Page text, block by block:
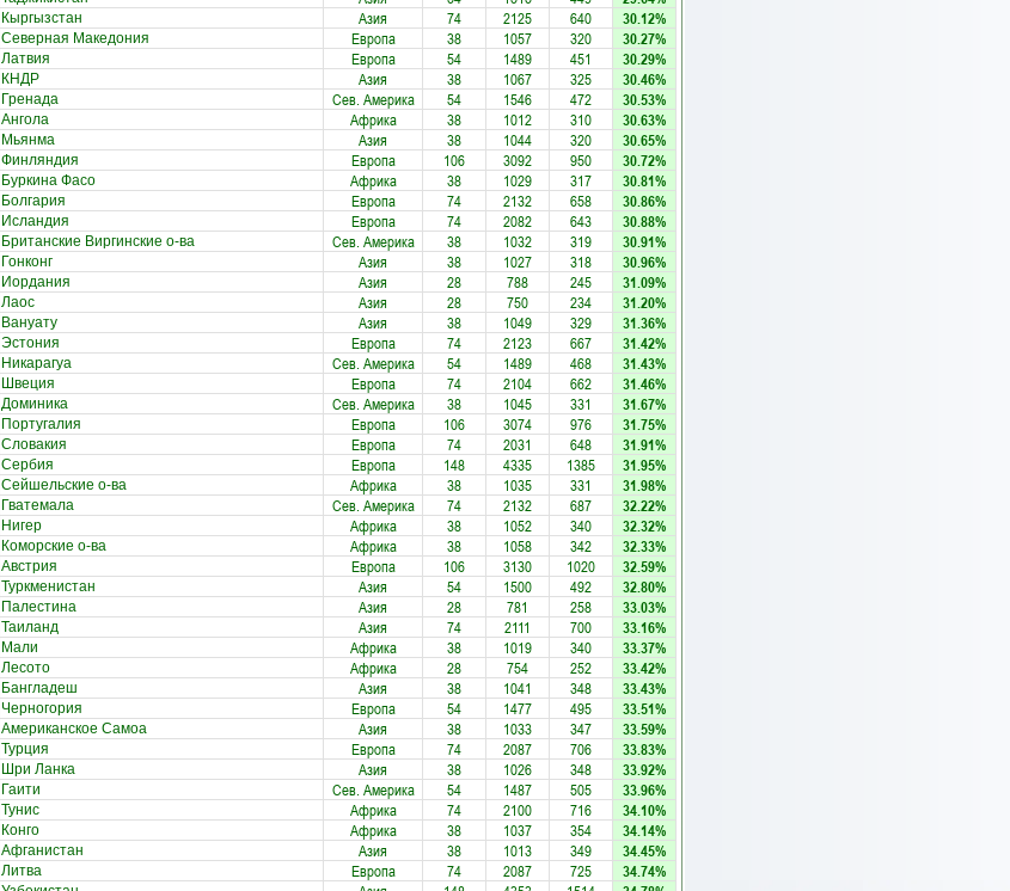
Кыргызстан Азия 74 2125 640 30.12%
Северная Македония Европа 38 1057 320 30.27%
Латвия Европа 54 1489 451 30.29%
КНДР Азия 38 1067 325 30.46%
Гренада Сев. Америка 54 1546 472 30.53%
Ангола Африка 38 1012 310 30.63%
Мьянма Азия 38 1044 320 30.65%
Финляндия Европа 106 3092 950 30.72%
Буркина Фасо Африка 38 1029 317 30.81%
Болгария Европа 74 2132 658 30.86%
Исландия Европа 74 2082 643 30.88%
Британские Виргинские о-ва Сев. Америка 38 1032 319 30.91%
Гонконг Азия 38 1027 318 30.96%
Иордания Азия 28 788 245 31.09%
Лаос Азия 28 750 234 31.20%
Вануату Азия 38 1049 329 31.36%
Эстония Европа 74 2123 667 31.42%
Никарагуа Сев. Америка 54 1489 468 31.43%
Швеция Европа 74 2104 662 31.46%
Доминика Сев. Америка 38 1045 331 31.67%
Португалия Европа 106 3074 976 31.75%
Словакия Европа 74 2031 648 31.91%
Сербия Европа 148 4335 1385 31.95%
Сейшельские о-ва Африка 38 1035 331 31.98%
Гватемала Сев. Америка 74 2132 687 32.22%
Нигер Африка 38 1052 340 32.32%
Коморские о-ва Африка 38 1058 342 32.33%
Австрия Европа 106 3130 1020 32.59%
Туркменистан Азия 54 1500 492 32.80%
Палестина Азия 28 781 258 33.03%
Таиланд Азия 74 2111 700 33.16%
Мали Африка 38 1019 340 33.37%
Лесото Африка 28 754 252 33.42%
Бангладеш Азия 38 1041 348 33.43%
Черногория Европа 54 1477 495 33.51%
Американское Самоа Азия 38 1033 347 33.59%
Турция Европа 74 2087 706 33.83%
Шри Ланка Азия 38 1026 348 33.92%
Гаити Сев. Америка 54 1487 505 33.96%
Тунис Африка 74 2100 716 34.10%
Конго Африка 38 1037 354 34.14%
Афганистан Азия 38 1013 349 34.45%
Литва Европа 74 2087 725 34.74%